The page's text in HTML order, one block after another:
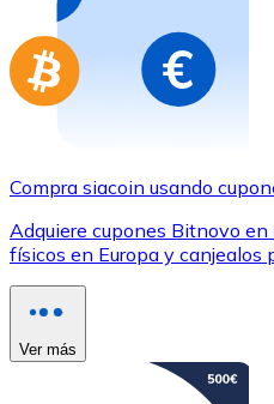
Ir a la tienda de tarjetas
Compra siacoin usando
Adquiere cupones Bitnovo
físicos en Europa y canjealos
Ver más